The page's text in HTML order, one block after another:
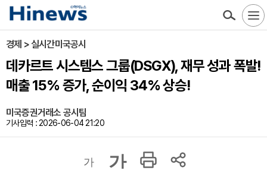
경제 > 실시간미국공시
데카르트 시스템스 그룹(DSGX), 재무 성과 폭발!
매출 15% 증가, 순이익 34% 상승!
미국증권거래소 공시팀
기사입력 : 2026-06-04 21:20
가 가